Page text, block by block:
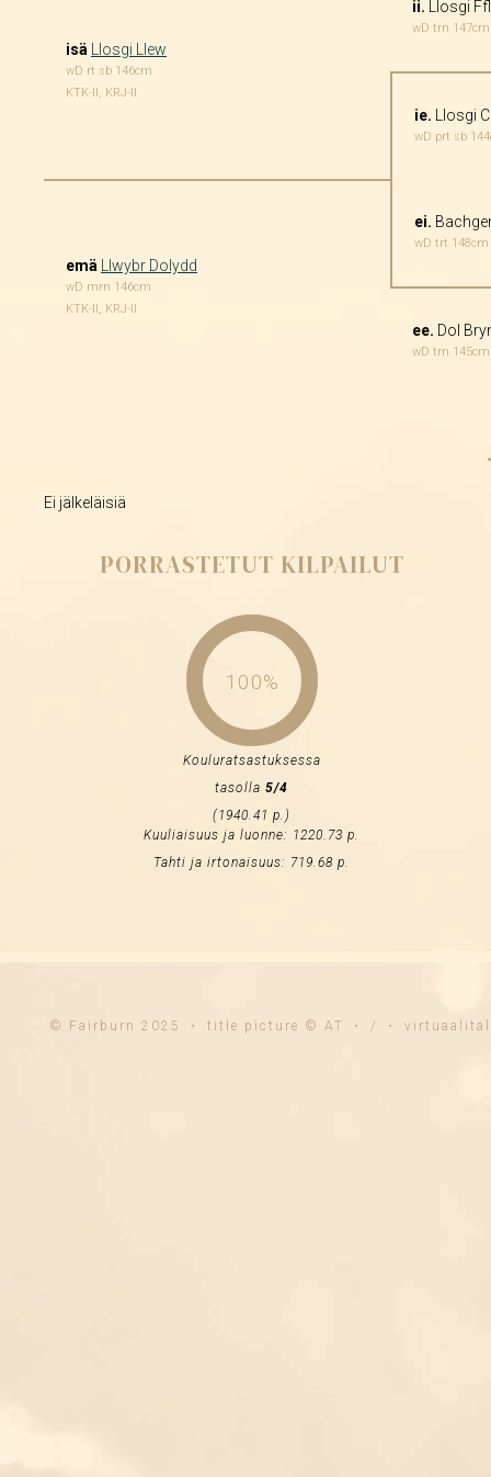
isä Llosgi Llew
wD rt sb 146cm
KTK-II, KRJ-II
ii. Llosgi
wD trn 147cm
ie. Llosgi
wD prt sb
emä Llwybr Dolydd
wD mrn 146cm
KTK-II, KRJ-II
ei.
wD trt 148cm
ee. Dol
wD trn 145cm
Ei jälkeläisiä
PORRASTETUT KILPAILUT
100%
Kouluratsastuksessa
tasolla5/4
(1940.41 p.)
Kuuliaisuus ja luonne: 1220.73 p.
Tahti ja irtonaisuus: 719.68 p.
© Fairburn 2025 ・ title picture © AT ・ / ・